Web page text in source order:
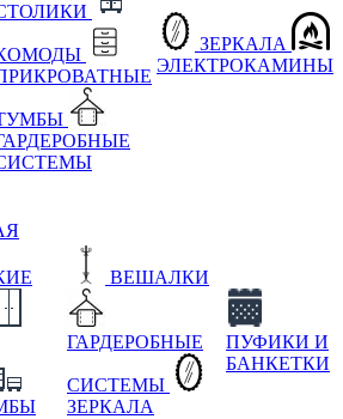
ЗЕРКАЛА
ЭЛЕКТРОКАМИНЫ
ВЕШАЛКИ
ГАРДЕРОБНЫЕ
СИСТЕМЫ
ЗЕРКАЛА
ПУФИКИ И
БАНКЕТКИ